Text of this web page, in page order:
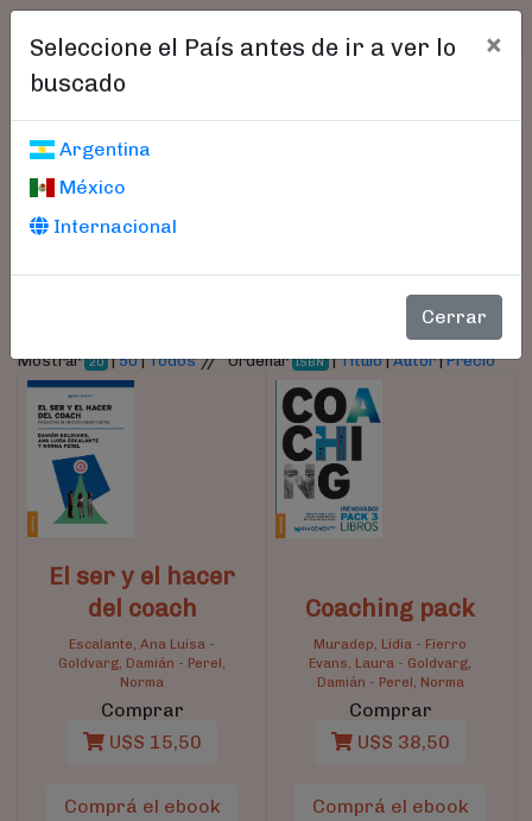
Seleccione el País antes de ir a ver lo
buscado
×
Argentina
México
Internacional
Cerrar
Libros encontrados
Parámetros
Mostrar 20 |50|Todos//Ordenar ISBN |Título|Autor|Precio
El ser y el hacer
del coach
Escalante, Ana Luisa -
Goldvarg, Damián - Perel,
Norma
Comprar
U$S 15,50
Comprá el ebook
Coaching pack
Muradep, Lidia - Fierro
Evans, Laura - Goldvarg,
Damián - Perel, Norma
Comprar
U$S 38,50
Comprá el ebook